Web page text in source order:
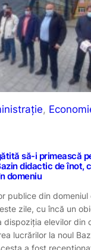
,
să-i primească
didactic de înot,
domeniu
publice din domeniul
zile, cu încă un
dispoziția elevilor din
lucrărilor la noul
a fost